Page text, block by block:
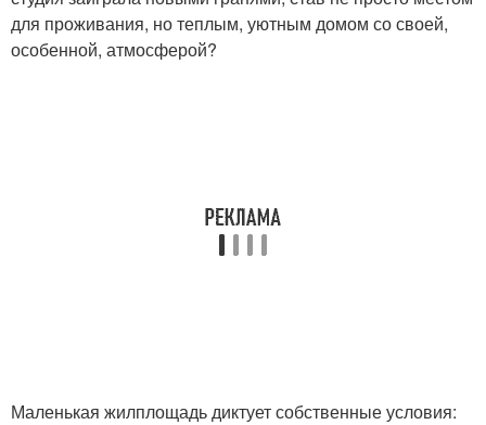
для проживания, но теплым, уютным домом со своей,
особенной, атмосферой?
Маленькая жилплощадь диктует собственные условия: